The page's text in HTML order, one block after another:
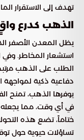
تهدف إلى الاستقرار
الذهب كدرع
يظل المعدن الأصفر
استشعار المخاطر. وفي
الطلب على الذهب
دفاعية ذكية لمواجهة
يوفرها الذهب، تمنح
في أي وقت، مما يجعله
ختاماً، تضع هذه
تساؤلات حيوية حول